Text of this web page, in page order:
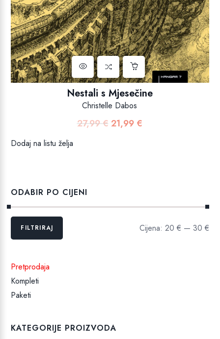
Nestali s Mjesečine
Christelle Dabos
27,99€ Izvorna
21,99 €Trenutna
Dodaj na listu želja
ODABIR PO CIJENI
Min
MaksFILTRIRAJ Cijena: 20 € — 30 €
Pretprodaja
Kompleti
Paketi
KATEGORIJE PROIZVODA